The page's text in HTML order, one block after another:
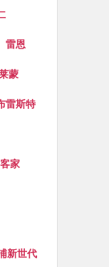
雷恩
蒙
雷斯特
家
新世代